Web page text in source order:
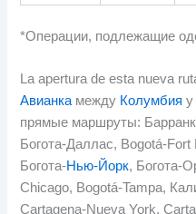
*Операции, подлежащие
La apertura de esta nueva
Авианкамежду Колумбия
прямые маршруты:
Богота-Даллас, Bogotá-Fort
Богота-Нью-Йорк, Богота-
Chicago, Bogotá-Tampa,
Cartagena-Nueva York,